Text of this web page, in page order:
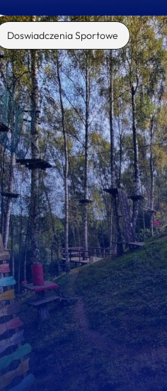
Doswiadczenia Sportowe